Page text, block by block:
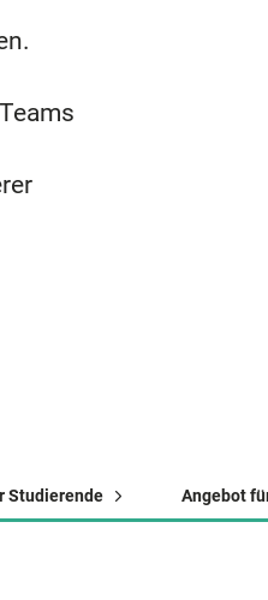
Studierende Angebot